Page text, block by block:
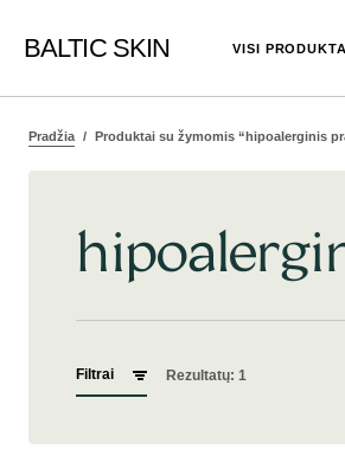
BALTIC SKIN VISI
Pradžia Produktai su žymomis “hipoalerginis
Filtrai Rezultatų: 1